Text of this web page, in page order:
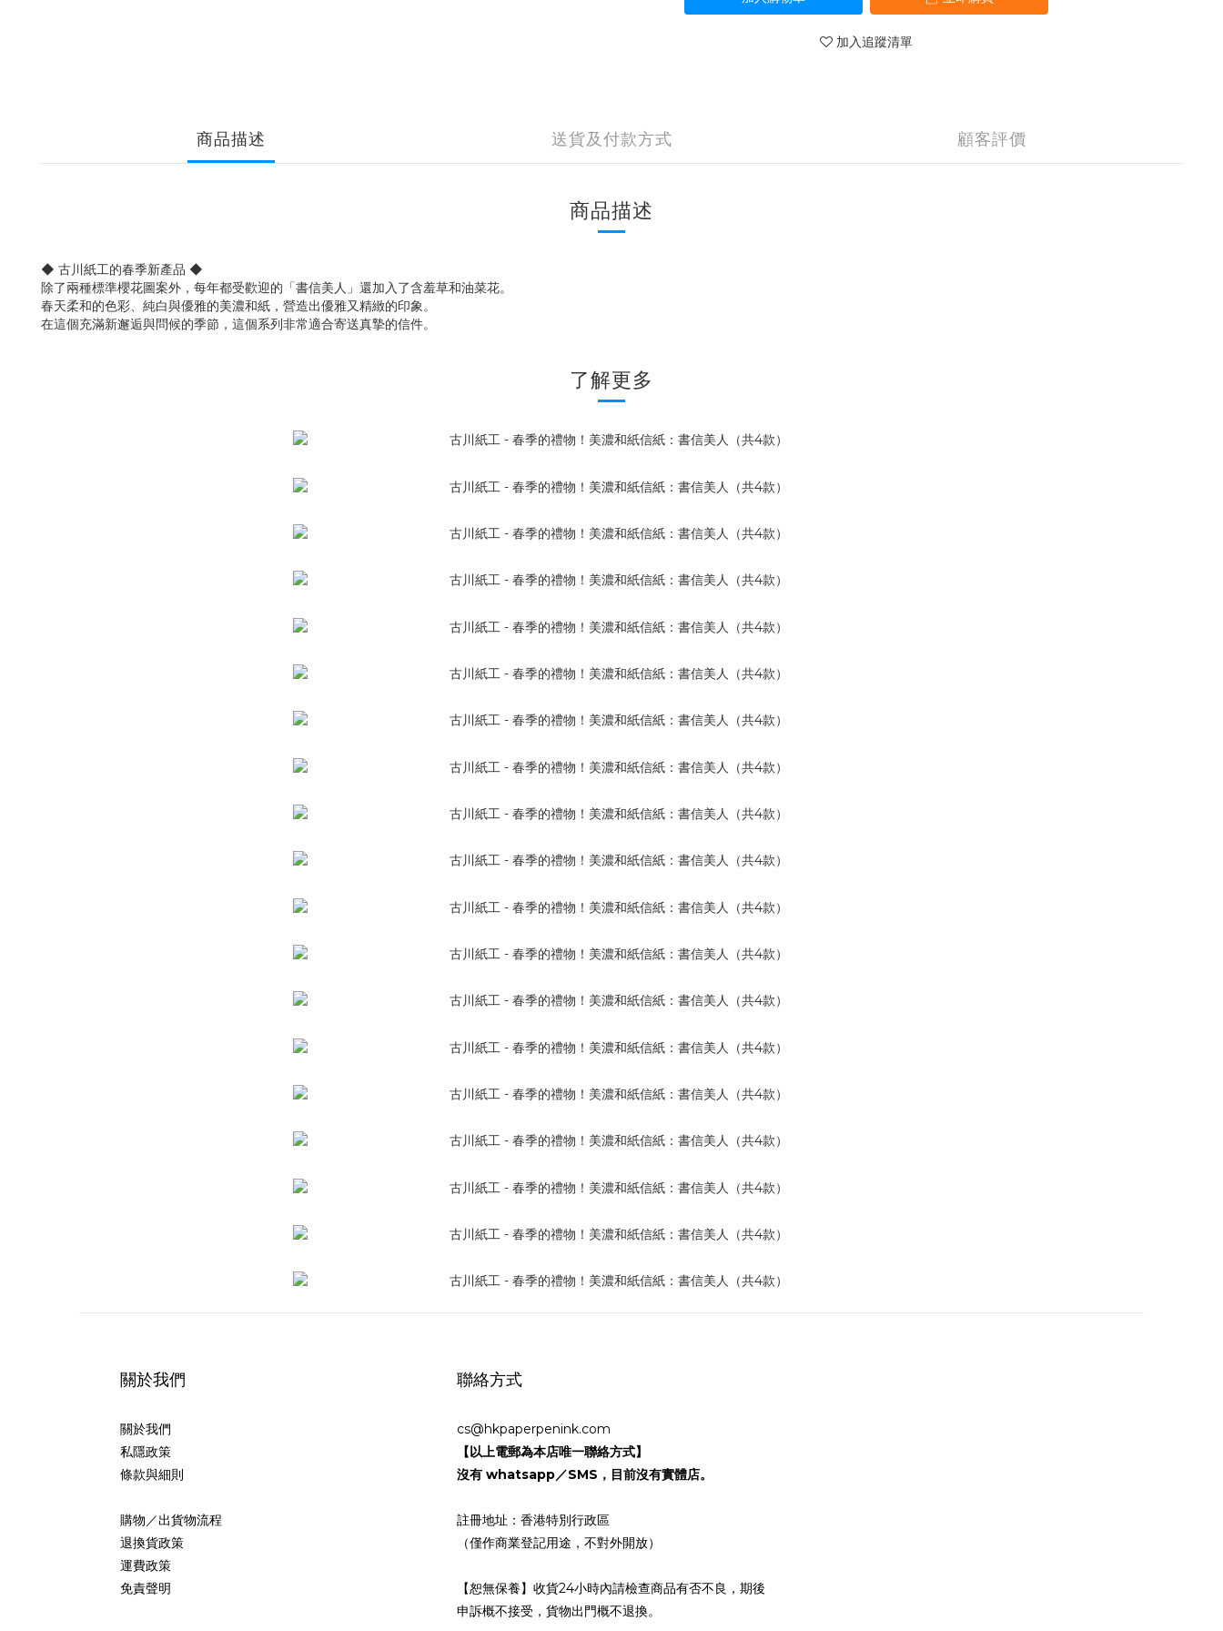
加入追蹤清單
商品描述 送貨及付款方式 顧客評價
商品描述
◆ 古川紙工的春季新產品 ◆
除了兩種標準櫻花圖案外，每年都受歡迎的「書信美人」還加入了含羞草和油菜花。
春天柔和的色彩、純白與優雅的美濃和紙，營造出優雅又精緻的印象。
在這個充滿新邂逅與問候的季節，這個系列非常適合寄送真摯的信件。
了解更多
關於我們
關於我們
私隱政策
條款與細則
購物／出貨物流程
退換貨政策
運費政策
免責聲明
聯絡方式
cs@hkpaperpenink.com
【以上電郵為本店唯一聯絡方式】
沒有 whatsapp／SMS，目前沒有實體店。
註冊地址：香港特別行政區
（僅作商業登記用途，不對外開放）
【恕無保養】收貨24小時內請檢查商品有否不良，期後
申訴概不接受，貨物出門概不退換。